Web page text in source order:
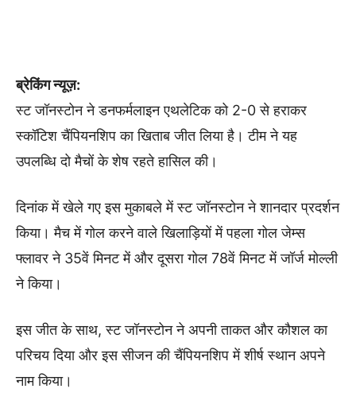
ब्रेकिंग न्यूज़:
स्ट जॉनस्टोन ने डनफर्मलाइन एथलेटिक को 2-0 से हराकर
स्कॉटिश चैंपियनशिप का खिताब जीत लिया है। टीम ने यह
उपलब्धि दो मैचों के शेष रहते हासिल की।
दिनांक में खेले गए इस मुकाबले में स्ट जॉनस्टोन ने शानदार प्रदर्शन
किया। मैच में गोल करने वाले खिलाड़ियों में पहला गोल जेम्स
फ्लावर ने 35वें मिनट में और दूसरा गोल 78वें मिनट में जॉर्ज मोल्ली
ने किया।
इस जीत के साथ, स्ट जॉनस्टोन ने अपनी ताकत और कौशल का
परिचय दिया और इस सीजन की चैंपियनशिप में शीर्ष स्थान अपने
नाम किया।